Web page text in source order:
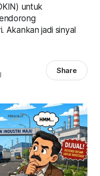
untuk
Akankan jadi sinyal
Share